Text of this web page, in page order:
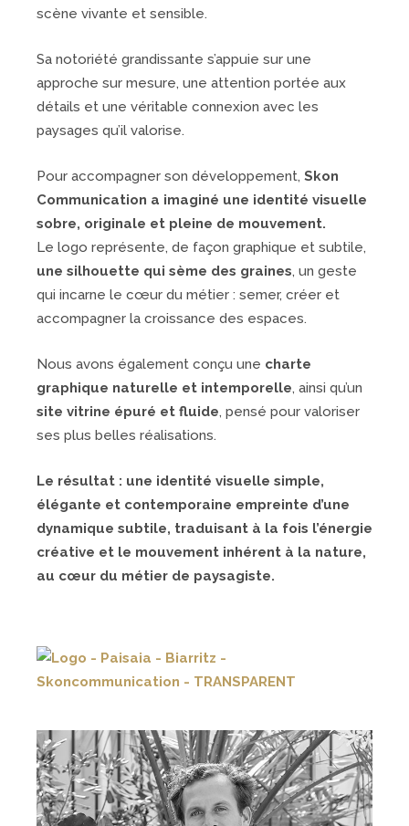
scène vivante et sensible.
Sa notoriété grandissante s’appuie sur une
approche sur mesure, une attention portée aux
détails et une véritable connexion avec les
paysages qu’il valorise.
Pour accompagner son développement, Skon
Communication a imaginé une identité visuelle
sobre, originale et pleine de mouvement.
Le logo représente, de façon graphique et subtile,
une silhouette qui sème des graines, un geste
qui incarne le cœur du métier : semer, créer et
accompagner la croissance des espaces.
Nous avons également conçu une charte
graphique naturelle et intemporelle, ainsi qu’un
site vitrine épuré et fluide, pensé pour valoriser
ses plus belles réalisations.
Le résultat : une identité visuelle simple,
élégante et contemporaine empreinte d’une
dynamique subtile, traduisant à la fois l’énergie
créative et le mouvement inhérent à la nature,
au cœur du métier de paysagiste.